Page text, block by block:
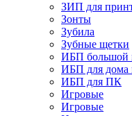
ЗИП для
Зонты
Зубила
Зубные щетки
ИБП большой
ИБП для дома
ИБП для ПК
Игровые
Игровые